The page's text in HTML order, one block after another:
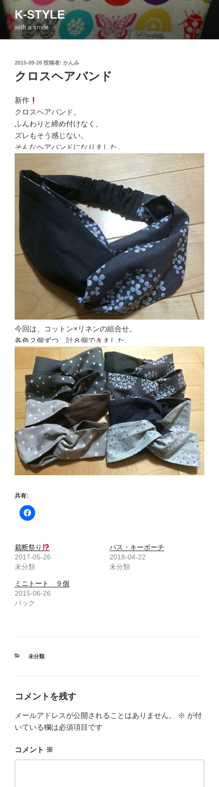
コ
ン
ン
K-STYLE
with a smile
投
日:
2015-09-26 投稿者: かんみ
クロスヘアバンド
新作
クロスヘアバンド。
ふんわりと締め付けなく、
ズレもそう感じない。
そんなヘアバンドになりました。
今回は、コットン×リネンの組合せ。
各色２個ずつ、計８個できました。
共有:
裁断祭り
2017-05-26
未分類
パス・キーポーチ
2018-04-22
未分類
ミニトート ９個
2015-06-26
バック
カ
未分類
コメントを残す
メールアドレスが公開されることはありません。 ※ が付
いている欄は必須項目です
コメント ※